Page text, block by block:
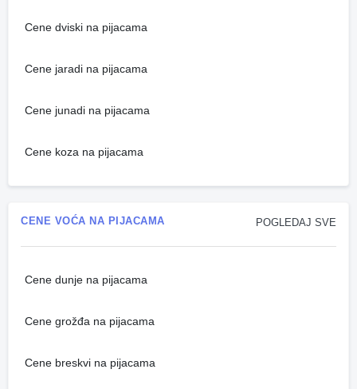
Cene dviski na pijacama
Cene jaradi na pijacama
Cene junadi na pijacama
Cene koza na pijacama
POGLEDAJ SVE
CENE VOĆA NA PIJACAMA
Cene dunje na pijacama
Cene grožđa na pijacama
Cene breskvi na pijacama